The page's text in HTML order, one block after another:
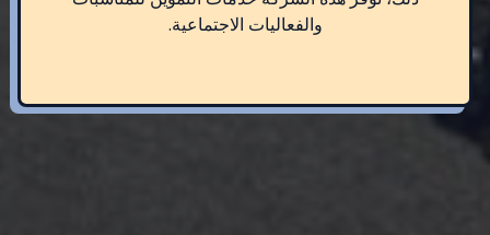
والفعاليات الاجتماعية.